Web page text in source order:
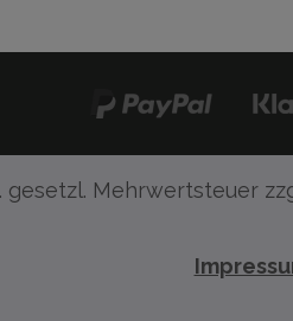
gesetzl. Mehrwertsteuer